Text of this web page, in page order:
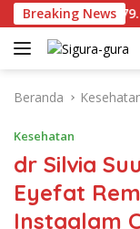
Langsung
ke
konten
Breaking News
Rp2.679.000
Beranda
Kesehatan
dr Silvia
Eyefat
Instaglam